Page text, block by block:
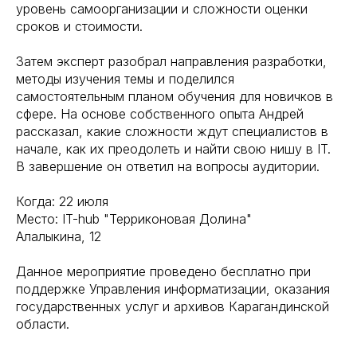
уровень самоорганизации и сложности оценки
сроков и стоимости.
Затем эксперт разобрал направления разработки,
методы изучения темы и поделился
самостоятельным планом обучения для новичков в
сфере. На основе собственного опыта Андрей
рассказал, какие сложности ждут специалистов в
начале, как их преодолеть и найти свою нишу в IT.
В завершение он ответил на вопросы аудитории.
Когда: 22 июля
Место: IT-hub "Терриконовая Долина"
Алалыкина, 12
Данное мероприятие проведено бесплатно при
поддержке Управления информатизации, оказания
государственных услуг и архивов Карагандинской
области.